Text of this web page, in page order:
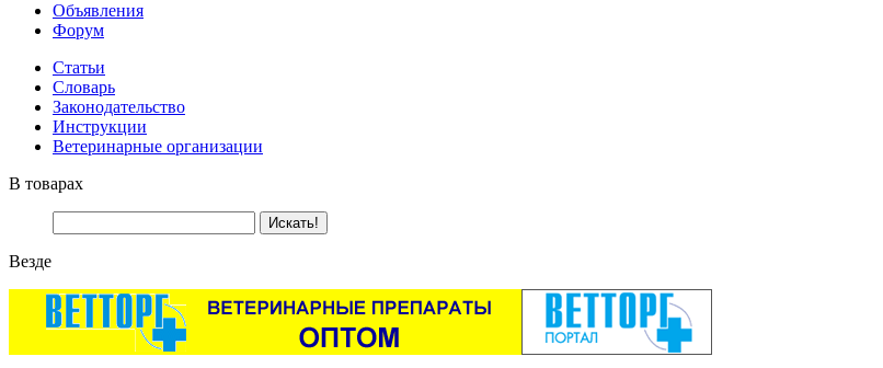
Объявления
Форум
Статьи
Словарь
Законодательство
Инструкции
Ветеринарные организации
В товарах
Везде